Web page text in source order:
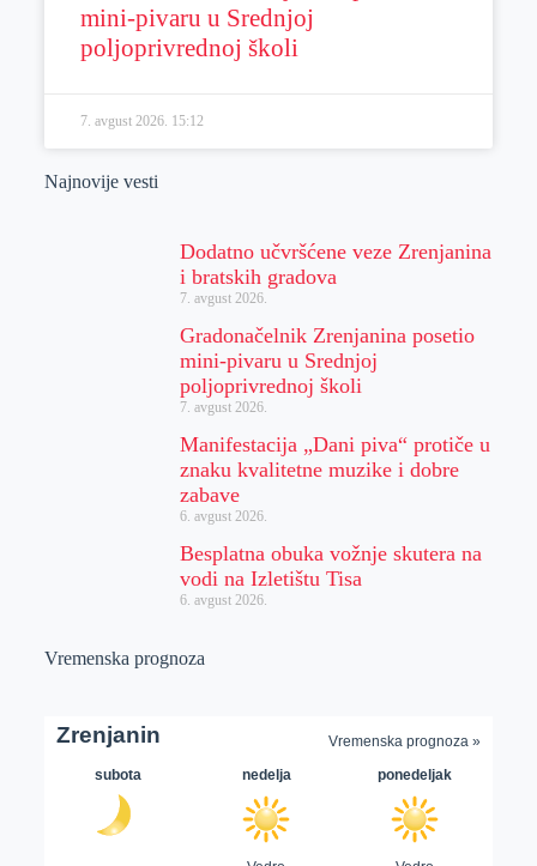
mini-pivaru u Srednjoj
poljoprivrednoj školi
7. avgust 2026. 15:12
Najnovije vesti
Dodatno učvršćene veze Zrenjanina
i bratskih gradova
7. avgust 2026.
Gradonačelnik Zrenjanina posetio
mini-pivaru u Srednjoj
poljoprivrednoj školi
7. avgust 2026.
Manifestacija „Dani piva“ protiče u
znaku kvalitetne muzike i dobre
zabave
6. avgust 2026.
Besplatna obuka vožnje skutera na
vodi na Izletištu Tisa
6. avgust 2026.
Vremenska prognoza